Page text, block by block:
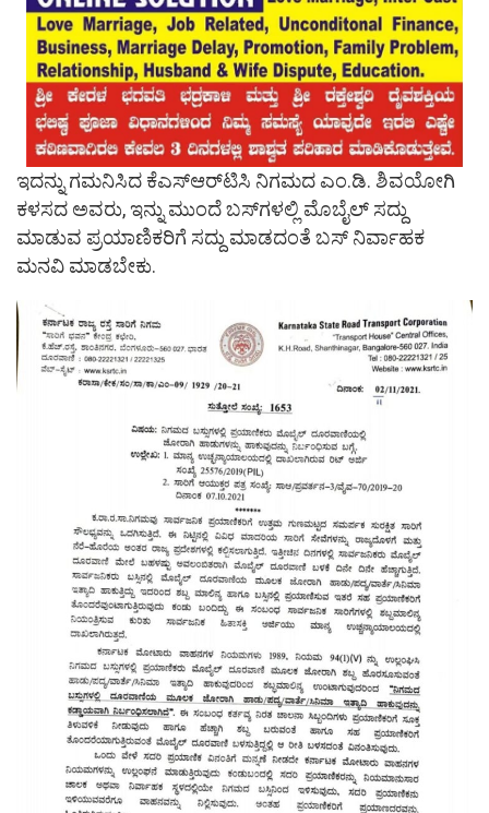
ಇದನ್ನು ಗಮನಿಸಿದ ಕೆಎಸ್​ಆರ್​ಟಿಸಿ ನಿಗಮದ ಎಂ.ಡಿ. ಶಿವಯೋಗಿ
ಕಳಸದ​ ಅವರು, ಇನ್ನು ಮುಂದೆ ಬಸ್​ಗಳಲ್ಲಿ ಮೊಬೈಲ್​​ ಸದ್ದು
ಮಾಡುವ ಪ್ರಯಾಣಿಕರಿಗೆ ಸದ್ದು ಮಾಡದಂತೆ ಬಸ್​ ನಿರ್ವಾಹಕ
ಮನವಿ ಮಾಡಬೇಕು.